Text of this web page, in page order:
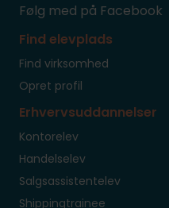
Følg med på Facebook
Find elevplads
Find virksomhed
Opret profil
Erhvervsuddannelser
Kontorelev
Handelselev
Salgsassistentelev
Shippingtrainee